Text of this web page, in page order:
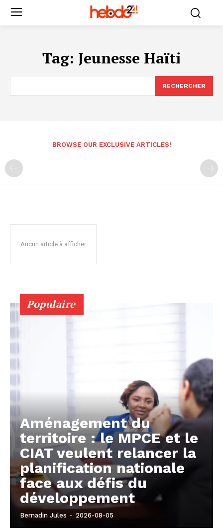
Tag: Jeunesse Haïti
RECHERCHER
BROWSE OUR EXCLUSIVE ARTICLES!
Aucun article à afficher
Populaire
Aménagement du
territoire : le MPCE et le
CIAT veulent relancer la
planification nationale
face aux défis du
développement
Bernadin Jules - 2026-08-05